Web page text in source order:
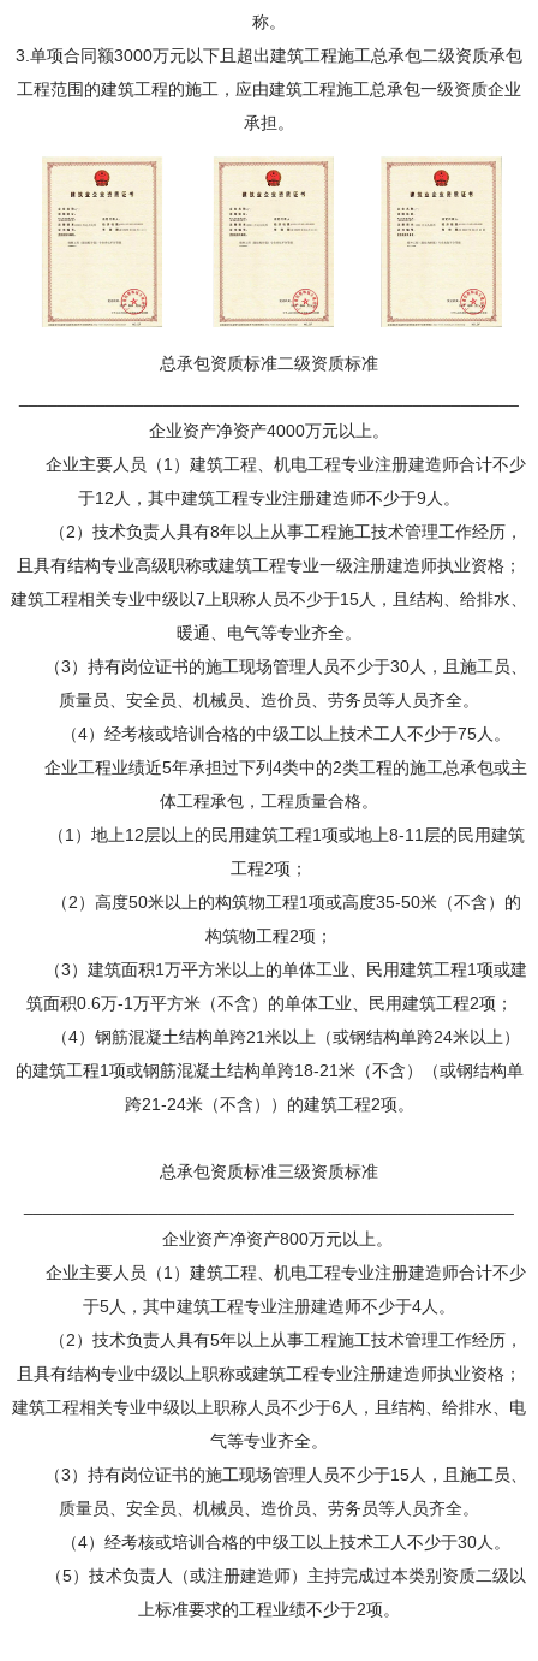
称。
3.单项合同额3000万元以下且超出建筑工程施工总承包二级资质承包
工程范围的建筑工程的施工，应由建筑工程施工总承包一级资质企业
承担。
总承包资质标准二级资质标准
企业资产净资产4000万元以上。
企业主要人员（1）建筑工程、机电工程专业注册建造师合计不少
于12人，其中建筑工程专业注册建造师不少于9人。
（2）技术负责人具有8年以上从事工程施工技术管理工作经历，
且具有结构专业高级职称或建筑工程专业一级注册建造师执业资格；
建筑工程相关专业中级以7 上职称人员不少于15人，且结构、给排水、
暖通、电气等专业齐全。
（3）持有岗位证书的施工现场管理人员不少于30人，且施工员、
质量员、安全员、机械员、造价员、劳务员等人员齐全。
（4）经考核或培训合格的中级工以上技术工人不少于75人。
企业工程业绩近5年承担过下列4类中的2类工程的施工总承包或主
体工程承包，工程质量合格。
（1）地上12层以上的民用建筑工程1项或地上8-11层的民用建筑
工程2项；
（2）高度50米以上的构筑物工程1项或高度35-50米（不含）的
构筑物工程2项；
（3）建筑面积1万平方米以上的单体工业、民用建筑工程1项或建
筑面积0.6万-1万平方米（不含）的单体工业、民用建筑工程2项；
（4）钢筋混凝土结构单跨21米以上（或钢结构单跨24米以上）
的建筑工程1项或钢筋混凝土结构单跨18-21米（不含）（或钢结构单
跨21-24米（不含））的建筑工程2项。
总承包资质标准三级资质标准
企业资产净资产800万元以上。
企业主要人员（1）建筑工程、机电工程专业注册建造师合计不少
于5人，其中建筑工程专业注册建造师不少于4人。
（2）技术负责人具有5年以上从事工程施工技术管理工作经历，
且具有结构专业中级以上职称或建筑工程专业注册建造师执业资格；
建筑工程相关专业中级以上职称人员不少于6人，且结构、给排水、电
气等专业齐全。
（3）持有岗位证书的施工现场管理人员不少于15人，且施工员、
质量员、安全员、机械员、造价员、劳务员等人员齐全。
（4）经考核或培训合格的中级工以上技术工人不少于30人。
（5）技术负责人（或注册建造师）主持完成过本类别资质二级以
上标准要求的工程业绩不少于2项。